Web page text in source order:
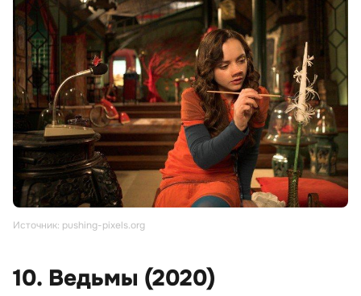
Источник: pushing-pixels.org
10. Ведьмы (2020)